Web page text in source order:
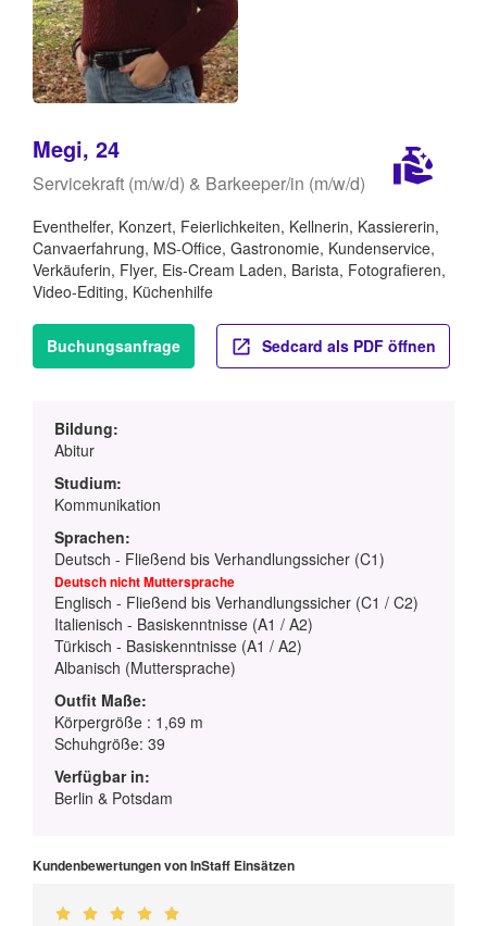
Megi, 24
Servicekraft (m/w/d) & Barkeeper/in (m/w/d)
Eventhelfer, Konzert, Feierlichkeiten, Kellnerin, Kassiererin,
Canvaerfahrung, MS-Office, Gastronomie, Kundenservice,
Verkäuferin, Flyer, Eis-Cream Laden, Barista, Fotografieren,
Video-Editing, Küchenhilfe
Buchungsanfrage Sedcard als PDF öffnen
Bildung:
Abitur
Studium:
Kommunikation
Sprachen:
Deutsch - Fließend bis Verhandlungssicher (C1)
Deutsch nicht Muttersprache
Englisch - Fließend bis Verhandlungssicher (C1 / C2)
Italienisch - Basiskenntnisse (A1 / A2)
Türkisch - Basiskenntnisse (A1 / A2)
Albanisch (Muttersprache)
Outfit Maße:
Körpergröße : 1,69 m
Schuhgröße: 39
Verfügbar in:
Berlin & Potsdam
Kundenbewertungen von InStaff Einsätzen